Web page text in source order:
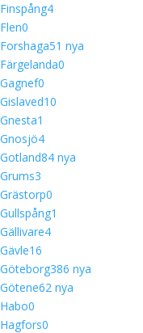
Finspång4
Flen0
Forshaga51 nya
Färgelanda0
Gagnef0
Gislaved10
Gnesta1
Gnosjö4
Gotland84 nya
Grums3
Grästorp0
Gullspång1
Gällivare4
Gävle16
Göteborg386 nya
Götene62 nya
Habo0
Hagfors0